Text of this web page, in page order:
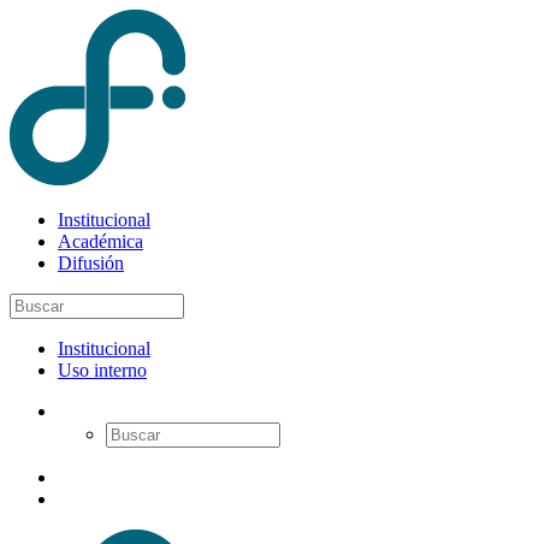
Institucional
Académica
Difusión
Institucional
Uso interno